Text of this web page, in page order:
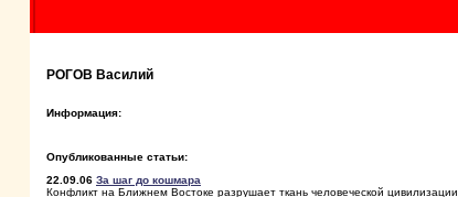
РОГОВ Василий
Информация:
Опубликованные статьи:
22.09.06 За шаг до кошмара
Конфликт на Ближнем Востоке разрушает ткань человеческой цивилизации